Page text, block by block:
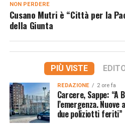
NON PERDERE
Cusano Mutri è “Città per la
della Giunta
PIÙ VISTE
REDAZIONE 2 ore fa
Carcere, Sappe: “A
l’emergenza.
due poliziotti feriti”